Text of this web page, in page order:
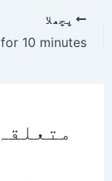
پچھلا